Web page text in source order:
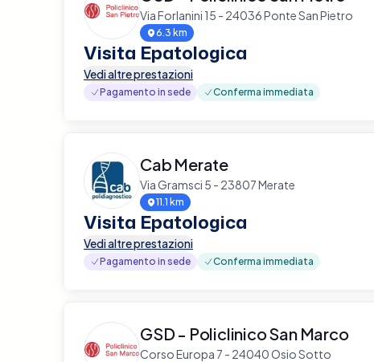
Via Forlanini 15 - 24036 Ponte San Pietro
6.3 km
Visita Epatologica
Vedi altre prestazioni
Pagamento in sede Conferma immediata
Cab Merate
Via Gramsci 5 - 23807 Merate
11.1 km
Visita Epatologica
Vedi altre prestazioni
Pagamento in sede Conferma immediata
GSD - Policlinico San Marco
Corso Europa 7 - 24040 Osio Sotto